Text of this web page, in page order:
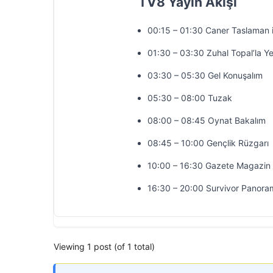
00:15 – 01:30 Caner Taslaman
01:30 – 03:30 Zuhal Topal’la
03:30 – 05:30 Gel Konuşalım
05:30 – 08:00 Tuzak
08:00 – 08:45 Oynat Bakalım
08:45 – 10:00 Gençlik Rüzgarı
10:00 – 16:30 Gazete Magazin
16:30 – 20:00 Survivor
Viewing 1 post (of 1 total)